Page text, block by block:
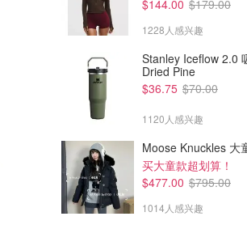
$144.00 $179.00
1228人感兴趣
Stanley Iceflow 2.0 吸管杯 30oz
Dried Pine
$36.75 $70.00
1120人感兴趣
买大童款超划算！
$477.00 $795.00
1014人感兴趣